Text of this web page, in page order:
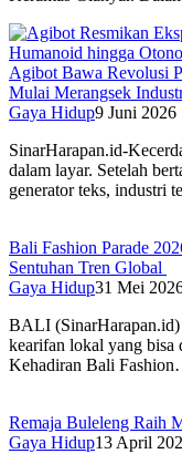
Agibot Bawa Revolusi
Mulai Merangsek
Gaya Hidup9 Juni 2026
SinarHarapan.id-
dalam layar. Setelah
generator teks, industri
Bali Fashion Parade
Sentuhan Tren Global
Gaya Hidup31 Mei
BALI
kearifan lokal yang bisa
Kehadiran Bali
Remaja Buleleng Raih
Gaya Hidup13 April